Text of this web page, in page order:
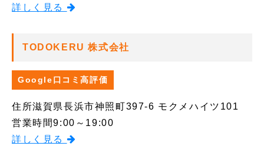
詳しく見る
TODOKERU 株式会社
Google口コミ高評価
住所滋賀県長浜市神照町397-6 モクメハイツ101
営業時間9:00～19:00
詳しく見る